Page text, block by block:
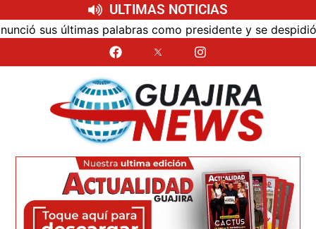
ULTIMAS NOTICIAS
sus últimas palabras como presidente y se despidió de